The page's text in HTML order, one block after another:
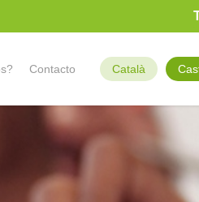
Contacto Català